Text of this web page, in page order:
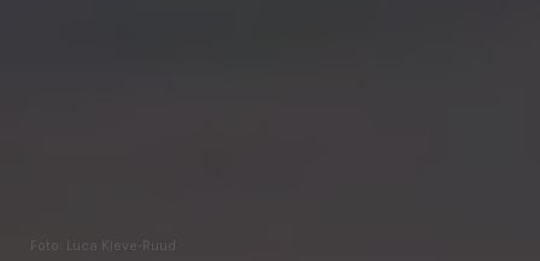
Foto: Luca Kleve-Ruud